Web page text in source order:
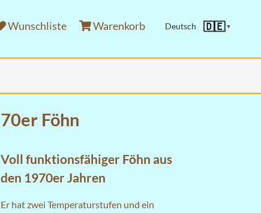
Wunschliste Warenkorb Deutsch 🇩🇪▼
70er Föhn
Voll funktionsfähiger Föhn aus
den 1970er Jahren
Er hat zwei Temperaturstufen und ein